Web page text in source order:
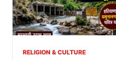
RELIGION & CULTURE